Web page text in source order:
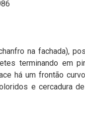
na fachada),
terminando em
há um frontão
e cercadura